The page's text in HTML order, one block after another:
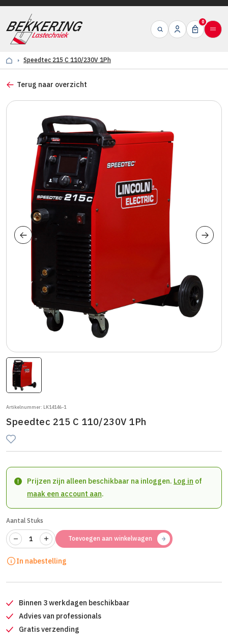
0
Speedtec 215 C 110/230V 1Ph
Terug naar overzicht
Artikelnummer: LK14146-1
Speedtec 215 C 110/230V 1Ph
Prijzen zijn alleen beschikbaar na inloggen. Log in of
maak een account aan.
Aantal Stuks
Toevoegen aan winkelwagen
In nabestelling
Binnen 3 werkdagen beschikbaar
Advies van professionals
Gratis verzending